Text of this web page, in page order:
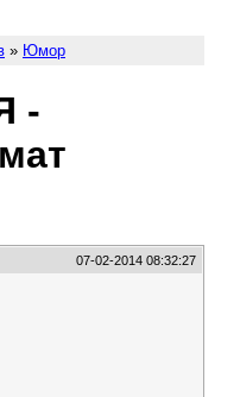
» Юмор
-
07-02-2014 08:32:27